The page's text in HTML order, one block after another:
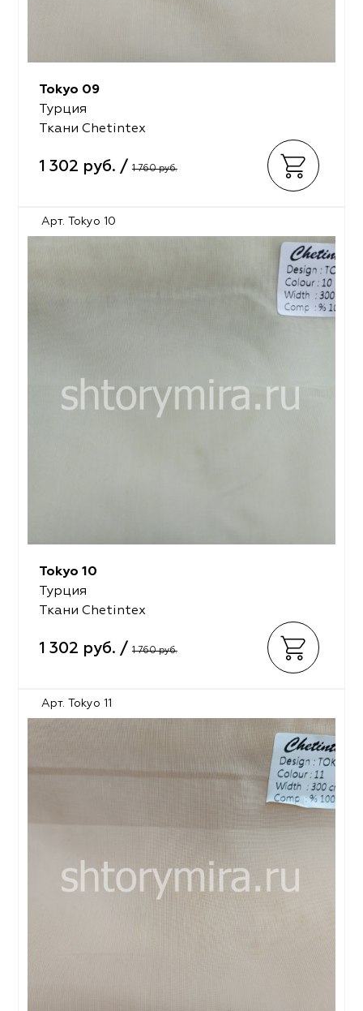
Tokyo 09
Турция
Ткани Chetintex
1 302 руб. / 1 760 руб.
Арт. Tokyo 10
Tokyo 10
Турция
Ткани Chetintex
1 302 руб. / 1 760 руб.
Арт. Tokyo 11